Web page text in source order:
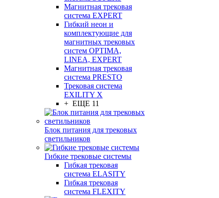
Магнитная трековая
система EXPERT
Гибкий неон и
комплектующие для
магнитных трековых
систем OPTIMA,
LINEA, EXPERT
Магнитная трековая
система PRESTO
Трековая система
EXILITY X
+ ЕЩЕ 11
Блок питания для трековых
светильников
Гибкие трековые системы
Гибкая трековая
система ELASITY
Гибкая трековая
система FLEXITY